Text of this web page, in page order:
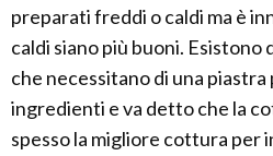
preparati freddi o caldi ma è
caldi siano più buoni.
che necessitano di una
ingredienti e va detto che la
spesso la migliore cottura per